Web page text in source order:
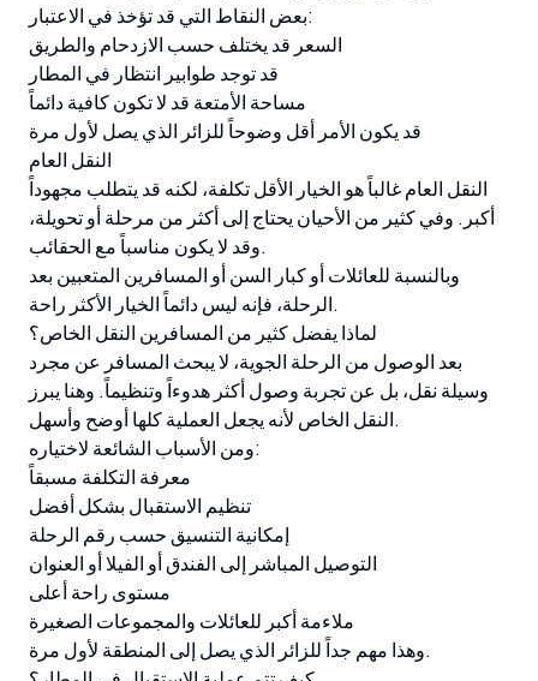
بعض النقاط التي قد تؤخذ في الاعتبار:
السعر قد يختلف حسب الازدحام والطريق
قد توجد طوابير انتظار في المطار
مساحة الأمتعة قد لا تكون كافية دائماً
قد يكون الأمر أقل وضوحاً للزائر الذي يصل لأول مرة
النقل العام
النقل العام غالباً هو الخيار الأقل تكلفة، لكنه قد يتطلب مجهوداً
أكبر. وفي كثير من الأحيان يحتاج إلى أكثر من مرحلة أو تحويلة،
وقد لا يكون مناسباً مع الحقائب.
وبالنسبة للعائلات أو كبار السن أو المسافرين المتعبين بعد
الرحلة، فإنه ليس دائماً الخيار الأكثر راحة.
لماذا يفضل كثير من المسافرين النقل الخاص؟
بعد الوصول من الرحلة الجوية، لا يبحث المسافر عن مجرد
وسيلة نقل، بل عن تجربة وصول أكثر هدوءاً وتنظيماً. وهنا يبرز
النقل الخاص لأنه يجعل العملية كلها أوضح وأسهل.
ومن الأسباب الشائعة لاختياره:
معرفة التكلفة مسبقاً
تنظيم الاستقبال بشكل أفضل
إمكانية التنسيق حسب رقم الرحلة
التوصيل المباشر إلى الفندق أو الفيلا أو العنوان
مستوى راحة أعلى
ملاءمة أكبر للعائلات والمجموعات الصغيرة
وهذا مهم جداً للزائر الذي يصل إلى المنطقة لأول مرة.